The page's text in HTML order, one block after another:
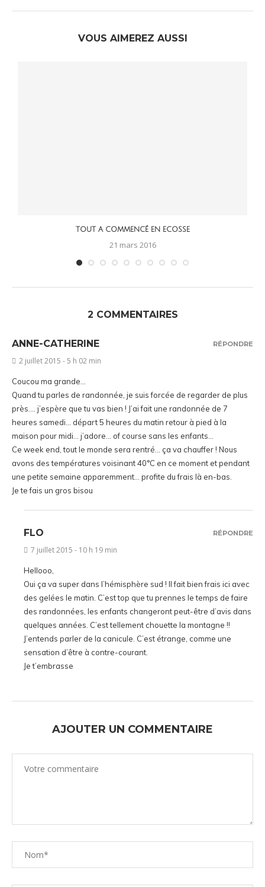
VOUS AIMEREZ AUSSI
TOUT A COMMENCÉ EN ECOSSE
21 mars 2016
2 COMMENTAIRES
ANNE-CATHERINE
2 juillet 2015 - 5 h 02 min
Coucou ma grande…
Quand tu parles de randonnée, je suis forcée de regarder de plus
près…. j’espère que tu vas bien ! J’ai fait une randonnée de 7
heures samedi… départ 5 heures du matin retour à pied à la
maison pour midi… j’adore… of course sans les enfants…
Ce week end, tout le monde sera rentré… ça va chauffer ! Nous
avons des températures voisinant 40°C en ce moment et pendant
une petite semaine apparemment… profite du frais là en-bas.
Je te fais un gros bisou
RÉPONDRE
FLO
7 juillet 2015 - 10 h 19 min
Hellooo,
Oui ça va super dans l’hémisphère sud ! Il fait bien frais ici avec
des gelées le matin. C’est top que tu prennes le temps de faire
des randonnées, les enfants changeront peut-être d’avis dans
quelques années. C’est tellement chouette la montagne !!
J’entends parler de la canicule. C’est étrange, comme une
sensation d’être à contre-courant.
Je t’embrasse
RÉPONDRE
AJOUTER UN COMMENTAIRE